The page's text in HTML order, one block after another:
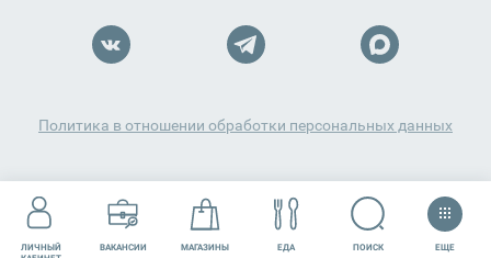
ЛИЧНЫЙ
ВАКАНСИИ МАГАЗИНЫ ЕДА РАЗВЛЕЧЕНИЯ СЕРВИСЫ
ПОИСК ЕЩЕ
Политика в отношении обработки персональных данных